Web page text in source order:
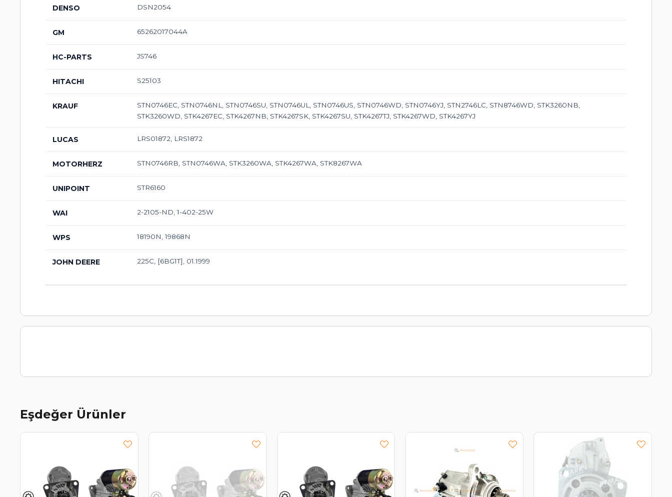
DENSO DSN2054
GM 65262017044A
HC-PARTS JS746
HITACHI S25103
KRAUF
STN0746EC, STN0746NL, STN0746SU, STN0746UL, STN0746US, STN0746WD, STN0746YJ, STN2746LC, STN8746WD, STK3260NB,
STK3260WD, STK4267EC, STK4267NB, STK4267SK, STK4267SU, STK4267TJ, STK4267WD, STK4267YJ
LUCAS LRS01872, LRS1872
MOTORHERZ STN0746RB, STN0746WA, STK3260WA, STK4267WA, STK8267WA
UNIPOINT STR6160
WAI 2-2105-ND, 1-402-25W
WPS 18190N, 19868N
JOHN DEERE 225C, [6BG1T], 01.1999
Eşdeğer Ürünler